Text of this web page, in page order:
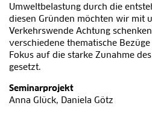
Umweltbelastung durch die
diesen Gründen möchten wir mit
Verkehrswende Achtung
verschiedene thematische
Fokus auf die starke Zunahme
gesetzt.
Seminarprojekt
Anna Glück, Daniela Götz